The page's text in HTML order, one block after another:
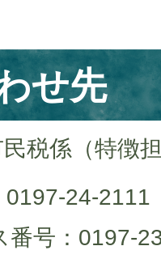
せ先
税係（特徴
0197-24-
番号：0197-